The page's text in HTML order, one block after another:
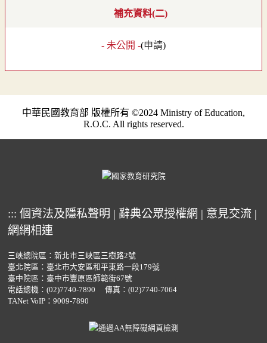
補充資料(二)
- 未公開 -(申請)
中華民國教育部 版權所有 ©2024 Ministry of Education,
R.O.C. All rights reserved.
::: 個資法及隱私聲明 | 辭典公眾授權網 | 意見交流 |
網網相連
三峽總院區：新北市三峽區三樹路2號
臺北院區：臺北市大安區和平東路一段179號
臺中院區：臺中市豐原區師範街67號
電話總機： (02)7740-7890
傳真：(02)7740-7064
TANet VoIP：9009-7890